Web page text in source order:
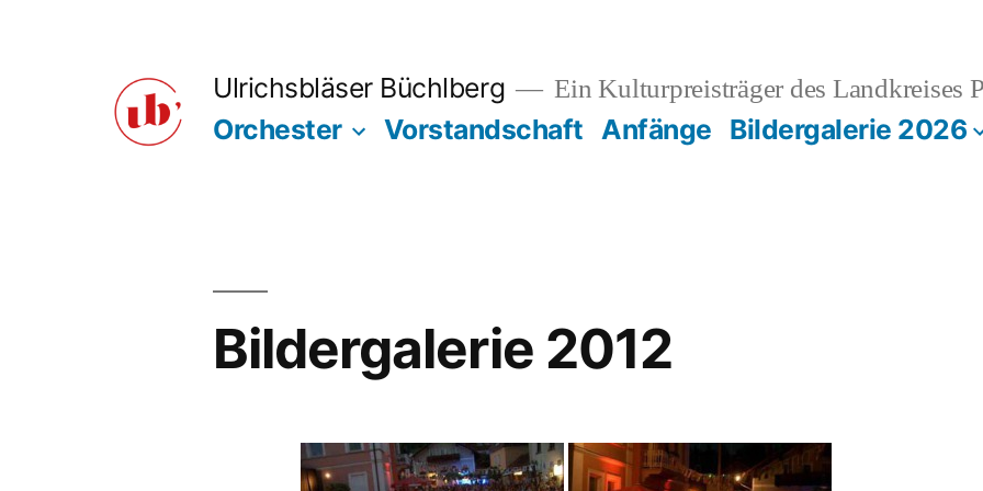
Ulrichsbläser Büchlberg Ein Kulturpreisträger des Landkreises
Orchester Vorstandschaft Anfänge Bildergalerie 2026
Bildergalerie 2012